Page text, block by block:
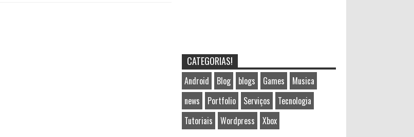
CATEGORIAS!
Android Blog blogs Games
Musica
news
Portfolio Serviços
Tecnologia
Tutoriais
Wordpress Xbox